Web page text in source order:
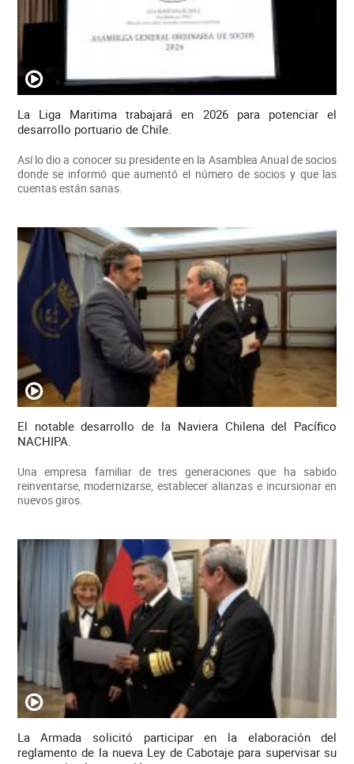
La Liga Maritima trabajará en 2026 para potenciar el
desarrollo portuario de Chile.
Así lo dio a conocer su presidente en la Asamblea Anual de socios
donde se informó que aumentó el número de socios y que las
cuentas están sanas.
El notable desarrollo de la Naviera Chilena del Pacífico
NACHIPA.
Una empresa familiar de tres generaciones que ha sabido
reinventarse, modernizarse, establecer alianzas e incursionar en
nuevos giros.
La Armada solicitó participar en la elaboración del
reglamento de la nueva Ley de Cabotaje para supervisar su